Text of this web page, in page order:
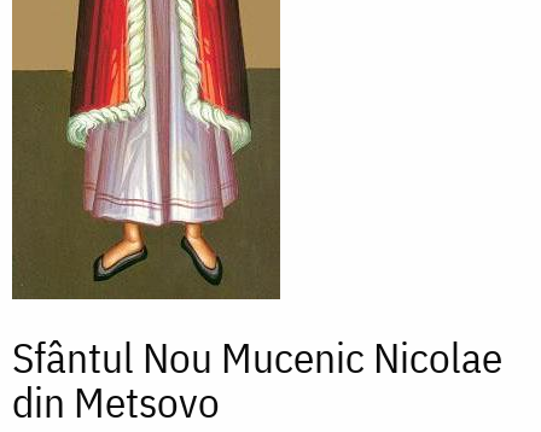
Sfântul Nou Mucenic Nicolae
din Metsovo